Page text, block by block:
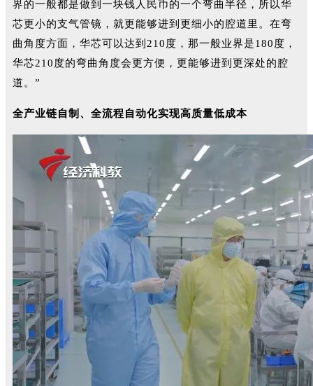
界的一般都是做到一块钱人民币的一个弯曲半径，所以华
芯更小的支气管镜，就更能够进到更细小的腔道里。 在弯
曲角度方面，华芯可以达到210度，那一般业界是180度，
华芯210度的弯曲角度会更方便，更能够进到更深处的腔
道。”
全产业链自制、全流程自动化实现高质量低成本